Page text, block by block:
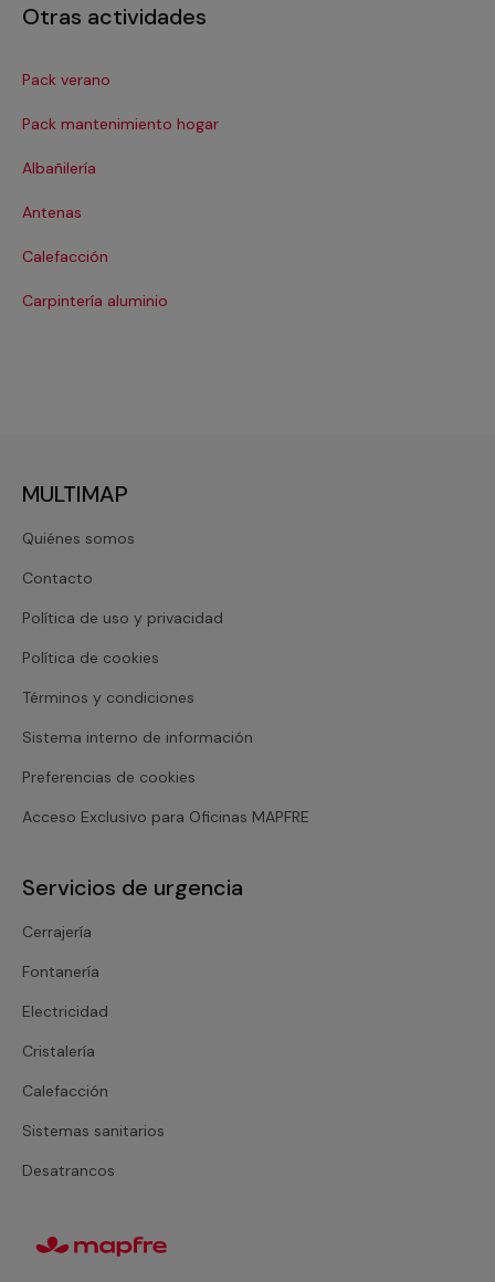
Otras actividades
Pack verano
Pack mantenimiento hogar
Albañilería
Antenas
Calefacción
Carpintería aluminio
MULTIMAP
Quiénes somos
Contacto
Política de uso y privacidad
Política de cookies
Términos y condiciones
Sistema interno de información
Preferencias de cookies
Acceso Exclusivo para Oficinas MAPFRE
Servicios de urgencia
Cerrajería
Fontanería
Electricidad
Cristalería
Calefacción
Sistemas sanitarios
Desatrancos